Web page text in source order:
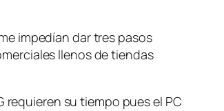
impedían dar tres pasos
llenos de tiendas
requieren su tiempo pues el PC